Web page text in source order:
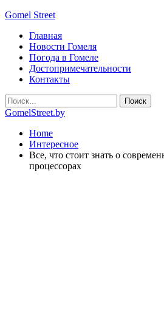
Gomel Street
Главная
Новости Гомеля
Погода в Гомеле
Достопримечательности
Контакты
GomelStreet.by
Home
Интересное
Все, что стоит знать о
процессорах